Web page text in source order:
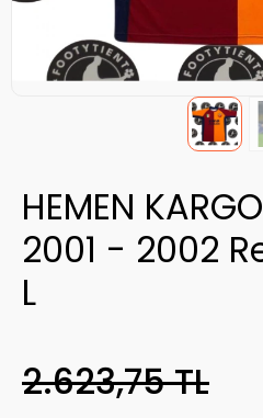
HEMEN
2001 - 2002
L
2.623,75 TL